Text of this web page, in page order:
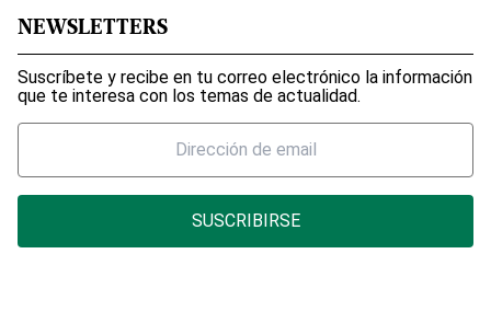
NEWSLETTERS
Suscríbete y recibe en tu correo electrónico la información
que te interesa con los temas de actualidad.
SUSCRIBIRSE